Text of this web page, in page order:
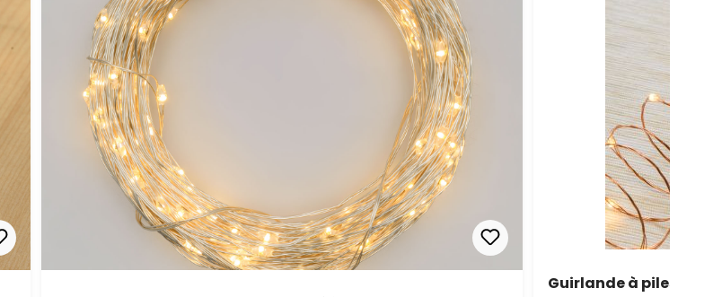
Guirlande à piles 20